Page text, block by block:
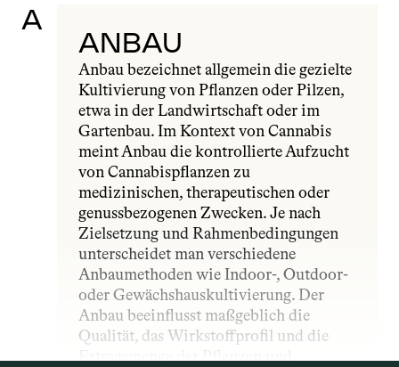
A
ANBAU
Anbau bezeichnet allgemein die gezielte
Kultivierung von Pflanzen oder Pilzen,
etwa in der Landwirtschaft oder im
Gartenbau. Im Kontext von Cannabis
meint Anbau die kontrollierte Aufzucht
von Cannabispflanzen zu
medizinischen, therapeutischen oder
genussbezogenen Zwecken. Je nach
Zielsetzung und Rahmenbedingungen
unterscheidet man verschiedene
Anbaumethoden wie Indoor-, Outdoor-
oder Gewächshauskultivierung. Der
Anbau beeinflusst maßgeblich die
Qualität, das Wirkstoffprofil und die
Ertragsmenge der Pflanzen und